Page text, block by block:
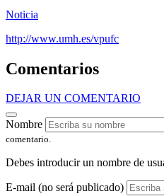
Noticia
http://www.umh.es/vpufc
Comentarios
DEJAR UN COMENTARIO
Nombre
comentario.
Debes introducir un nombre de
E-mail (no será publicado)